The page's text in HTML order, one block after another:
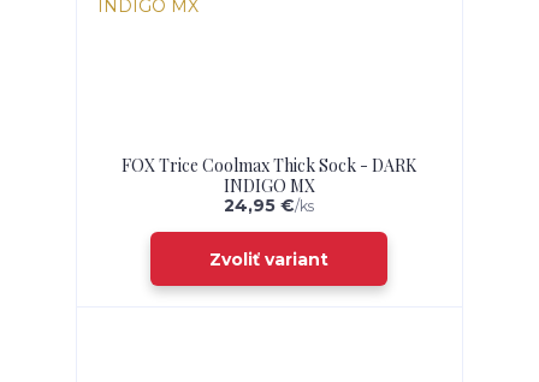
FOX Trice Coolmax Thick Sock - DARK
INDIGO MX
24,95 €/ks
Zvoliť variant